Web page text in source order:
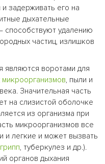
и задерживать его на
дыхательные
удалению
частиц, излишков
являются воротами для
, пыли и
Значительная часть
на слизистой оболочке
из организма при
микроорганизмов все
и легкие и может вызвать
грипп, туберкулез и др.).
органов дыхания